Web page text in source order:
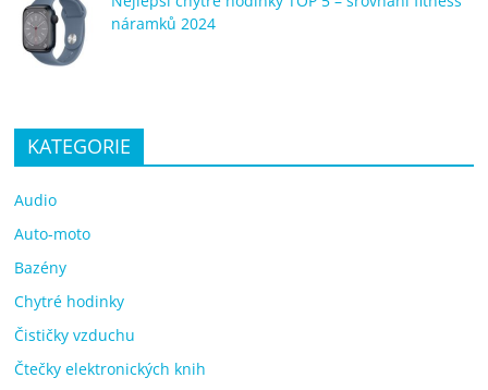
náramků 2024
KATEGORIE
Audio
Auto-moto
Bazény
Chytré hodinky
Čističky vzduchu
Čtečky elektronických knih